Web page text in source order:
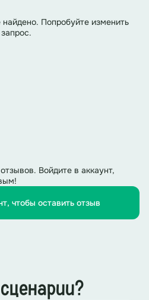
Попробуйте изменить
запрос.
Войдите в аккаунт,
чтобы оставить отзыв